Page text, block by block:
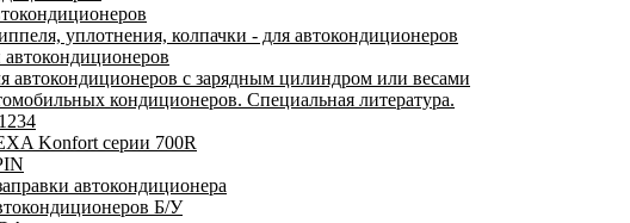
уплотнения, колпачки - для автокондиционеров
автокондиционеров с зарядным цилиндром или весами
кондиционеров. Специальная литература.
Konfort серии 700R
автокондиционера
Б/У